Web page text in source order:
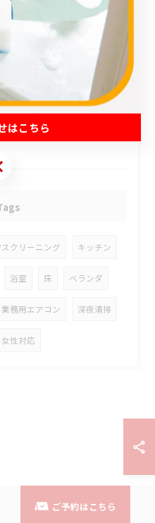
2026/08/06
2026/08/05
先日、エアコンクリーニングにお伺いした際、お客様がエアコンの...
クリーニング キッチン
浴室 床 ベランダ
業務用エアコン 深夜清掃
女性対応
ご予約はこちら
はこちら
はこちら